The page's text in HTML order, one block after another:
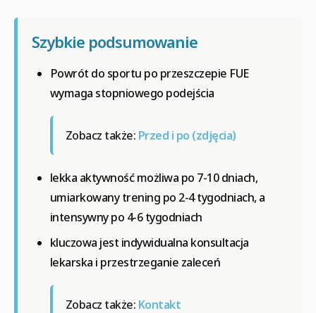
Szybkie podsumowanie
Powrót do sportu po przeszczepie FUE
wymaga stopniowego podejścia
Zobacz także: Przed i po (zdjęcia)
lekka aktywność możliwa po 7-10 dniach,
umiarkowany trening po 2-4 tygodniach, a
intensywny po 4-6 tygodniach
kluczowa jest indywidualna konsultacja
lekarska i przestrzeganie zaleceń
Zobacz także: Kontakt